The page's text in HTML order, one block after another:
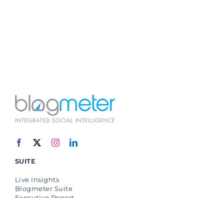
SUITE
Live Insights
Blogmeter Suite